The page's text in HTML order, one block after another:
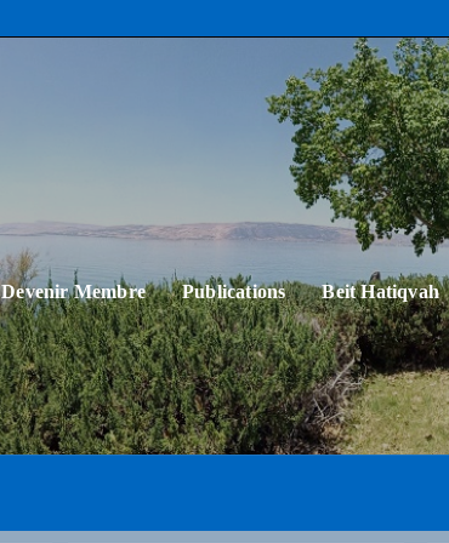
Devenir Membre Publications Beit Hatiqvah